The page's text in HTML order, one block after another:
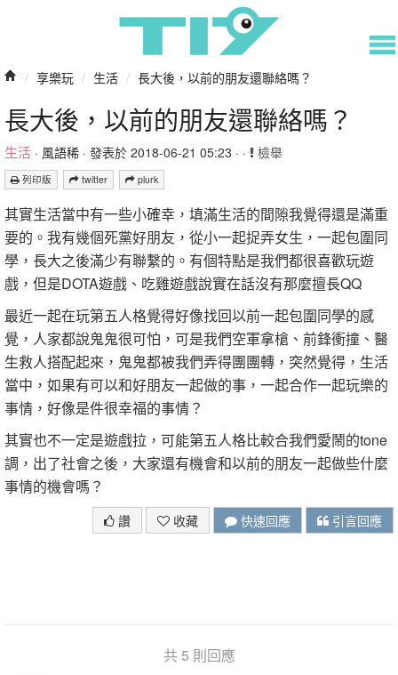
/ 享樂玩 / 生活 / 長大後，以前的朋友還聯絡嗎？
長大後，以前的朋友還聯絡嗎？
生活 · 風語稀 · 發表於 2018-06-21 05:23 · · 檢舉
列印版 twitter plurk
其實生活當中有一些小確幸，填滿生活的間隙我覺得還是滿重
要的。我有幾個死黨好朋友，從小一起捉弄女生，一起包圍同
學，長大之後滿少有聯繫的。有個特點是我們都很喜歡玩遊
戲，但是DOTA遊戲、吃雞遊戲說實在話沒有那麼擅長QQ
最近一起在玩第五人格覺得好像找回以前一起包圍同學的感
覺，人家都說鬼鬼很可怕，可是我們空軍拿槍、前鋒衝撞、醫
生救人搭配起來，鬼鬼都被我們弄得團團轉，突然覺得，生活
當中，如果有可以和好朋友一起做的事，一起合作一起玩樂的
事情，好像是件很幸福的事情？
其實也不一定是遊戲拉，可能第五人格比較合我們愛鬧的tone
調，出了社會之後，大家還有機會和以前的朋友一起做些什麼
事情的機會嗎？
讚 收藏 快速回應 引言回應
共 5 則回應